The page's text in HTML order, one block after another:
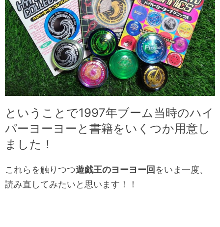
ということで1997年ブーム当時のハイ
パーヨーヨーと書籍をいくつか用意し
ました！
これらを触りつつ遊戯王のヨーヨー回をいま一度、
読み直してみたいと思います！！